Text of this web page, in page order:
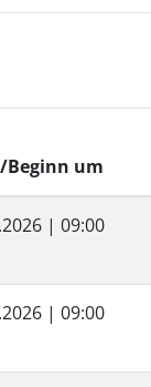
Beginn um
| 09:00
| 09:00